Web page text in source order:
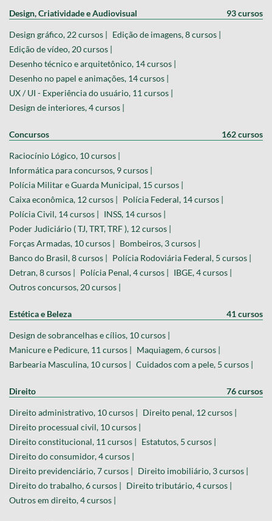
Design, Criatividade e Audiovisual 93 cursos
Design gráfico, 22 cursos | Edição de imagens, 8 cursos |
Edição de vídeo, 20 cursos |
Desenho técnico e arquitetônico, 14 cursos |
Desenho no papel e animações, 14 cursos |
UX / UI - Experiência do usuário, 11 cursos |
Design de interiores, 4 cursos |
Concursos 162 cursos
Raciocínio Lógico, 10 cursos |
Informática para concursos, 9 cursos |
Polícia Militar e Guarda Municipal, 15 cursos |
Caixa econômica, 12 cursos | Polícia Federal, 14 cursos |
Polícia Civil, 14 cursos | INSS, 14 cursos |
Poder Judiciário ( TJ, TRT, TRF ), 12 cursos |
Forças Armadas, 10 cursos | Bombeiros, 3 cursos |
Banco do Brasil, 8 cursos | Polícia Rodoviária Federal, 5 cursos |
Detran, 8 cursos | Polícia Penal, 4 cursos | IBGE, 4 cursos |
Outros concursos, 20 cursos |
Estética e Beleza 41 cursos
Design de sobrancelhas e cílios, 10 cursos |
Manicure e Pedicure, 11 cursos | Maquiagem, 6 cursos |
Barbearia Masculina, 10 cursos | Cuidados com a pele, 5 cursos |
Direito 76 cursos
Direito administrativo, 10 cursos | Direito penal, 12 cursos |
Direito processual civil, 10 cursos |
Direito constitucional, 11 cursos | Estatutos, 5 cursos |
Direito do consumidor, 4 cursos |
Direito previdenciário, 7 cursos | Direito imobiliário, 3 cursos |
Direito do trabalho, 6 cursos | Direito tributário, 4 cursos |
Outros em direito, 4 cursos |